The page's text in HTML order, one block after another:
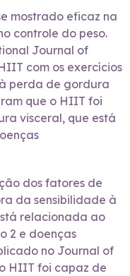
mostrado eficaz na
controle do peso.
Journal of
com os exercícios
perda de gordura
que o HIIT foi
visceral, que está
dos fatores de
da sensibilidade à
relacionada ao
2 e doenças
no Journal of
HIIT foi capaz de